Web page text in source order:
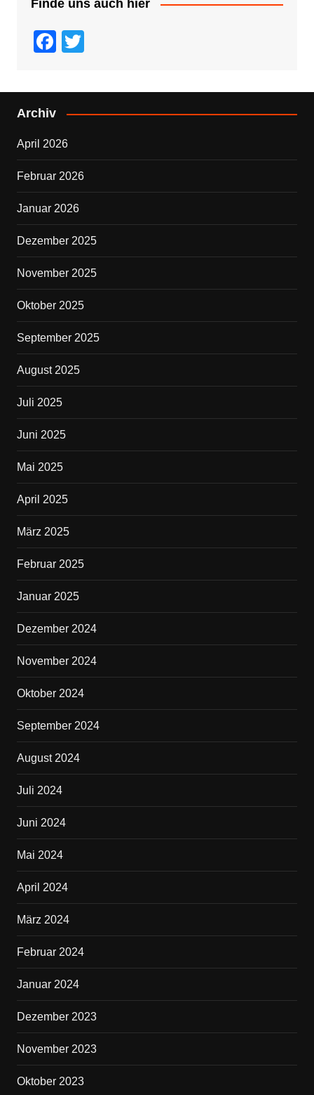
Finde uns auch hier
F
c
e
o
o
k
tt
er
Archiv
April 2026
Februar 2026
Januar 2026
Dezember 2025
November 2025
Oktober 2025
September 2025
August 2025
Juli 2025
Juni 2025
Mai 2025
April 2025
März 2025
Februar 2025
Januar 2025
Dezember 2024
November 2024
Oktober 2024
September 2024
August 2024
Juli 2024
Juni 2024
Mai 2024
April 2024
März 2024
Februar 2024
Januar 2024
Dezember 2023
November 2023
Oktober 2023